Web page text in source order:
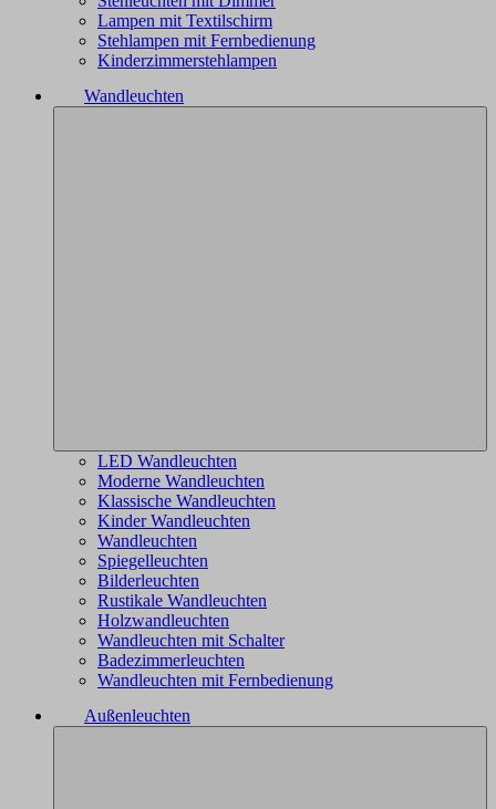
Lampen mit Textilschirm
Stehlampen mit Fernbedienung
Kinderzimmerstehlampen
Wandleuchten
LED Wandleuchten
Moderne Wandleuchten
Klassische Wandleuchten
Kinder Wandleuchten
Wandleuchten
Spiegelleuchten
Bilderleuchten
Rustikale Wandleuchten
Holzwandleuchten
Wandleuchten mit Schalter
Badezimmerleuchten
Wandleuchten mit Fernbedienung
Außenleuchten